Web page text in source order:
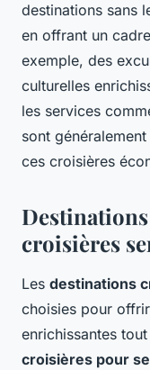
destinations sans
en offrant un
exemple, des
culturelles
les services
sont
ces croisières
croisières
Les destinations
choisies pour
enrichissantes
croisières pour